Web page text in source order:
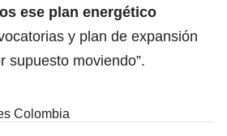
ese plan energético
y plan de expansión
supuesto moviendo”.
Colombia